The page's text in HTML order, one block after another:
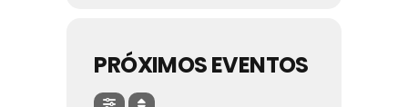
PRÓXIMOS EVENTOS